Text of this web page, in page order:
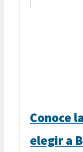
Conoce
elegir a